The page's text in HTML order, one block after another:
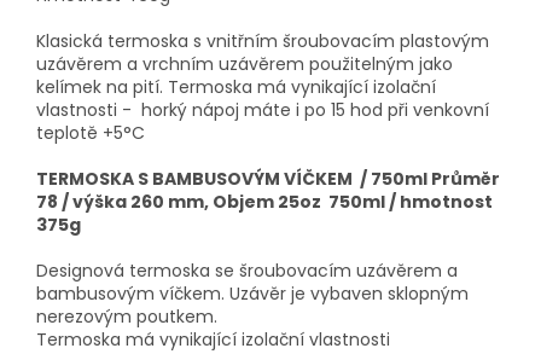
Klasická termoska s vnitřním šroubovacím plastovým
uzávěrem a vrchním uzávěrem použitelným jako
kelímek na pití. Termoska má vynikající izolační
vlastnosti - horký nápoj máte i po 15 hod při venkovní
teplotě +5°C
TERMOSKA S BAMBUSOVÝM VÍČKEM / 750ml Průměr
78 / výška 260 mm, Objem 25oz 750ml / hmotnost
375g
Designová termoska se šroubovacím uzávěrem a
bambusovým víčkem. Uzávěr je vybaven sklopným
nerezovým poutkem.
Termoska má vynikající izolační vlastnosti